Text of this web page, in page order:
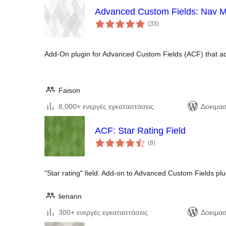
Advanced Custom Fields: Nav
(33αξιολογήσεις
σύνολο
)
Add-On plugin for Advanced Custom Fields (ACF) that
Faison
8,000+ ενεργές εγκαταστάσεις
ACF: Star Rating Field
(8αξιολογήσεις
σύνολο
)
"Star rating" field. Add-on to Advanced Custom Fields
lienann
300+ ενεργές εγκαταστάσεις